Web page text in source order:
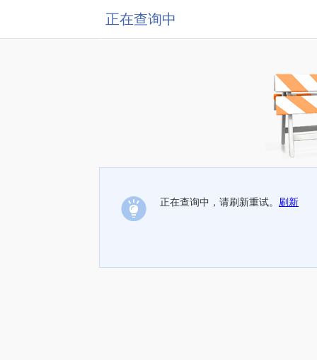
正在查询中
正在查询中，请刷新重试。 刷新